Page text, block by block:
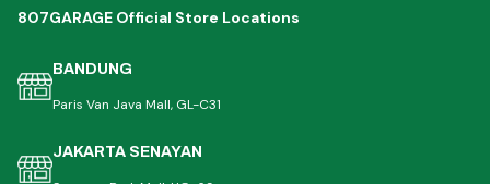
807GARAGE Official Store Locations
BANDUNG
Paris Van Java Mall, GL-C31
JAKARTA SENAYAN